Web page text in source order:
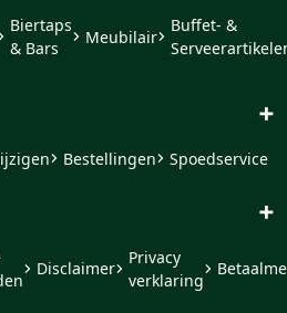
Biertaps
& Bars
Meubilair
Buffet- &
+
Bestellingen Spoedservice
+
Disclaimer
Privacy
verklaring